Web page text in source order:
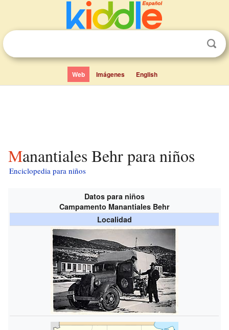
Web Imágenes English
Manantiales Behr para niños
Enciclopedia para niños
Datos para niños
Campamento Manantiales Behr
Localidad